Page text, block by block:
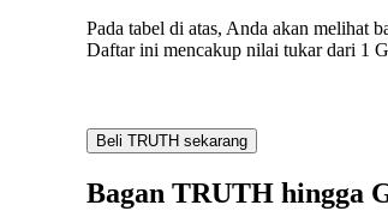
Pada tabel di atas, Anda akan melihat
Daftar ini mencakup nilai tukar dari 1
Beli TRUTH sekarang
Bagan TRUTH hingga